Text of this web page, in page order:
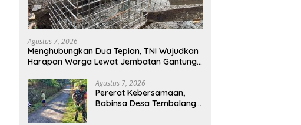
Agustus 7, 2026
Menghubungkan Dua Tepian, TNI Wujudkan
Harapan Warga Lewat Jembatan Gantung
Agustus 7, 2026
Pererat Kebersamaan,
Babinsa Desa Tembalang